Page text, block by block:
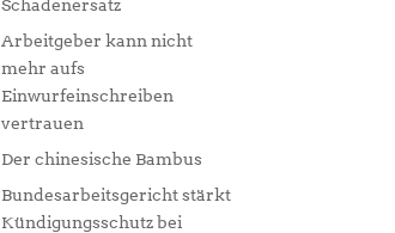
Schadenersatz
Arbeitgeber kann nicht
mehr aufs
Einwurfeinschreiben
vertrauen
Der chinesische Bambus
Bundesarbeitsgericht stärkt
Kündigungsschutz bei